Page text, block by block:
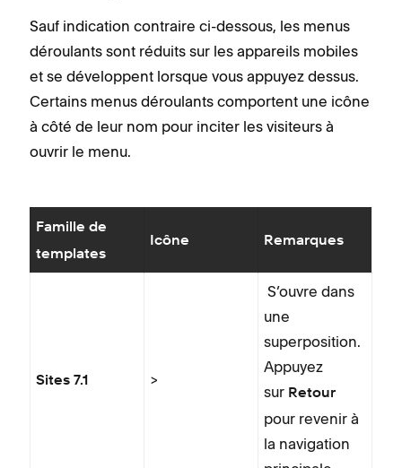
Sauf indication contraire ci-dessous, les menus
déroulants sont réduits sur les appareils mobiles
et se développent lorsque vous appuyez dessus.
Certains menus déroulants comportent une icône
à côté de leur nom pour inciter les visiteurs à
ouvrir le menu.
Famille de
templates
Icône Remarques
Sites 7.1 >
S’ouvre dans
une
superposition.
Appuyez
sur Retour
pour revenir à
la navigation